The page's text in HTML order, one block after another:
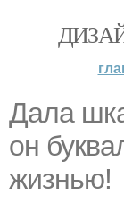
Дала
он
жизнью!